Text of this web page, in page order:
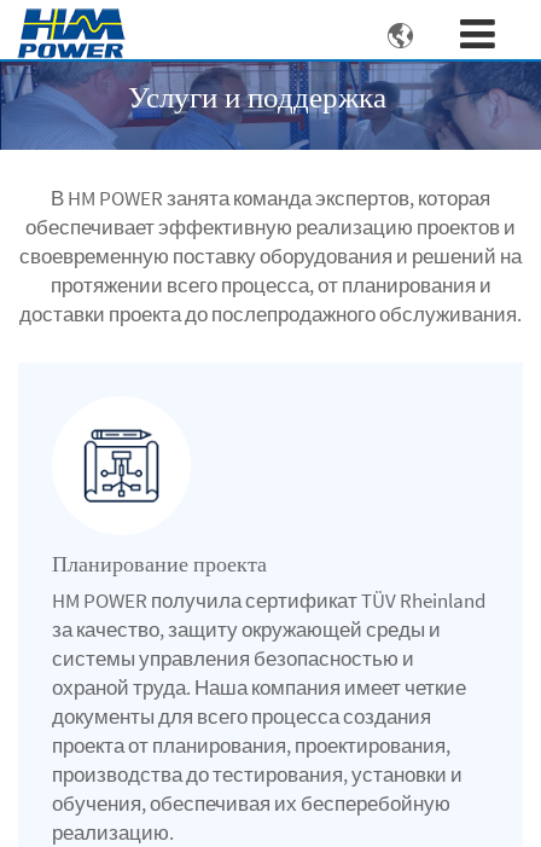

Услуги и поддержка
В HM POWER занята команда экспертов, которая
обеспечивает эффективную реализацию проектов и
своевременную поставку оборудования и решений на
протяжении всего процесса, от планирования и
доставки проекта до послепродажного обслуживания.
Планирование проекта
HM POWER получила сертификат TÜV Rheinland
за качество, защиту окружающей среды и
системы управления безопасностью и
охраной труда. Наша компания имеет четкие
документы для всего процесса создания
проекта от планирования, проектирования,
производства до тестирования, установки и
обучения, обеспечивая их бесперебойную
реализацию.